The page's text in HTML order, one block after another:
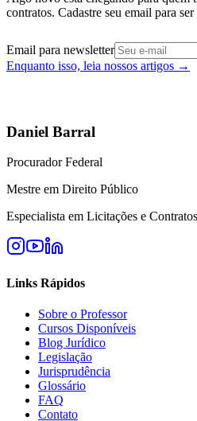
contratos. Cadastre seu email para
Email para newsletter
Enquanto isso, leia nossos artigos →
Daniel Barral
Procurador Federal
Mestre em Direito Público
Especialista em Licitações e
Links Rápidos
Sobre o Professor
Cursos Disponíveis
Blog Jurídico
Legislação
Jurisprudência
Glossário
FAQ
Contato